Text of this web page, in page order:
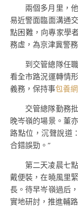
兩個多月里，
易近警面臨面溝通
點困難，向專家學
務虛，為京津冀警
到交管總隊任
看全市路況運轉情
義務，保持事包養
交管總隊勤務
晚岑嶺的場景。董
路點位，沉聲說道
合錯誤勁。”
第二天凌晨七
戴便裝，在曉風里
長。待早岑嶺過后
實地研討，推進輔